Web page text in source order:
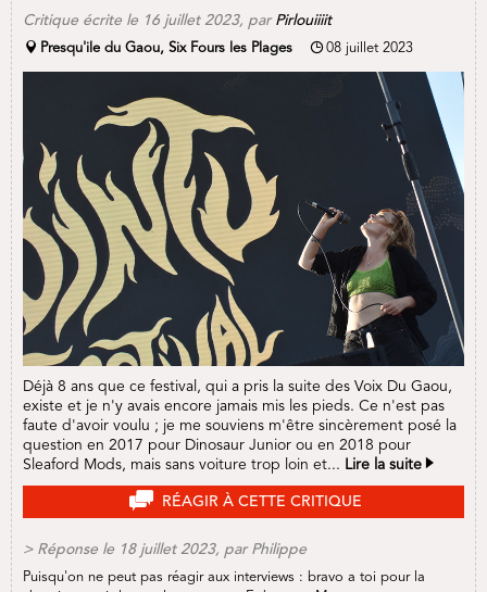
Critique écrite le 16 juillet 2023, par Pirlouiiiit
Presqu'ile du Gaou, Six Fours les Plages 08 juillet 2023
Déjà 8 ans que ce festival, qui a pris la suite des Voix Du Gaou,
existe et je n'y avais encore jamais mis les pieds. Ce n'est pas
faute d'avoir voulu ; je me souviens m'être sincèrement posé la
question en 2017 pour Dinosaur Junior ou en 2018 pour
Sleaford Mods, mais sans voiture trop loin et... Lire la suite
RÉAGIR À CETTE CRITIQUE
> Réponse le 18 juillet 2023, par Philippe
Puisqu'on ne peut pas réagir aux interviews : bravo a toi pour la